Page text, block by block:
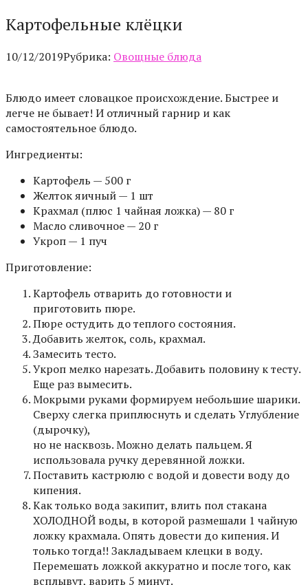
Картофельные клёцки
10/12/2019Рубрика: Овощные блюда
Блюдо имеет словацкое происхождение. Быстрее и
легче не бывает! И отличный гарнир и как
самостоятельное блюдо.
Ингредиенты:
Картофель — 500 г
Желток яичный — 1 шт
Крахмал (плюс 1 чайная ложка) — 80 г
Масло сливочное — 20 г
Укроп — 1 пуч
Приготовление:
Картофель отварить до готовности и
приготовить пюре.
Пюре остудить до теплого состояния.
Добавить желток, соль, крахмал.
Замесить тесто.
Укроп мелко нарезать. Добавить половину к тесту.
Еще раз вымесить.
Мокрыми руками формируем небольшие шарики.
Сверху слегка приплюснуть и сделать Углубление
(дырочку),
но не насквозь. Можно делать пальцем. Я
использовала ручку деревянной ложки.
Поставить кастрюлю с водой и довести воду до
кипения.
Как только вода закипит, влить пол стакана
ХОЛОДНОЙ воды, в которой размешали 1 чайную
ложку крахмала. Опять довести до кипения. И
только тогда!! Закладываем клецки в воду.
Перемешать ложкой аккуратно и после того, как
всплывут, варить 5 минут.